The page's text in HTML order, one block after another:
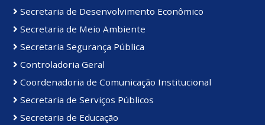
Secretaria de Desenvolvimento Econômico
Secretaria de Meio Ambiente
Secretaria Segurança Pública
Controladoria Geral
Coordenadoria de Comunicação Institucional
Secretaria de Serviços Públicos
Secretaria de Educação